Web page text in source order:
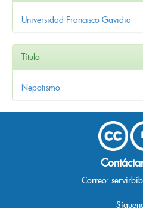
Universidad Francisco Gavidia
Título
Nepotismo
Correo: